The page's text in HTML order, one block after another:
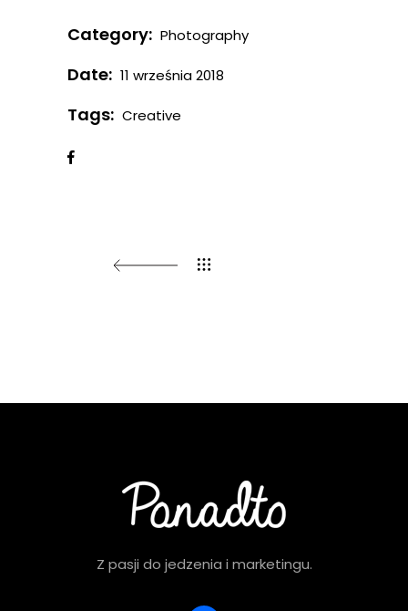
Category: Photography
Date: 11 września 2018
Tags: Creative
Z pasji do jedzenia i marketingu.